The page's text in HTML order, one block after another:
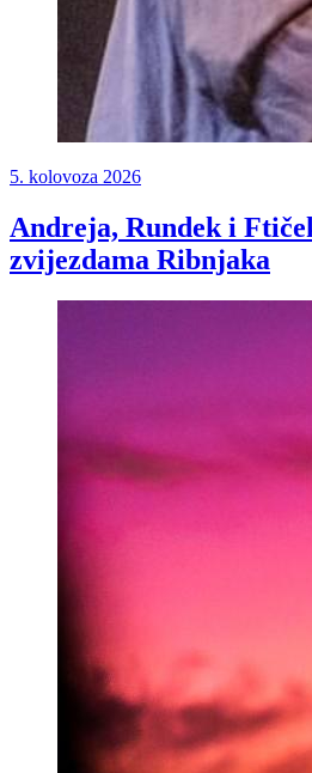
5. kolovoza 2026
Andreja, Rundek i
zvijezdama Ribnjaka